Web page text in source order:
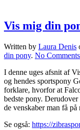
Vis mig din
Written by Laura Denis
din pony. No Comments
I denne uges afsnit af
og hendes sportspony
forklare, hvorfor at
bedste pony.
de venskaber man få
Se også: https://